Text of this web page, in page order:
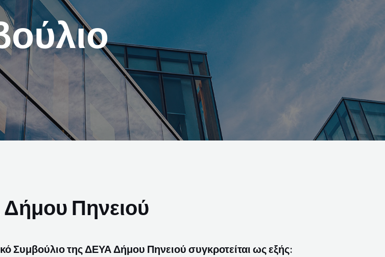
Δήμου Πηνειού
Συμβούλιο της ΔΕΥΑ Δήμου Πηνειού συγκροτείται ως εξής: